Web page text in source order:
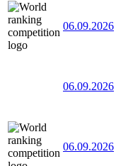
06.09.2026
06.09.2026
06.09.2026